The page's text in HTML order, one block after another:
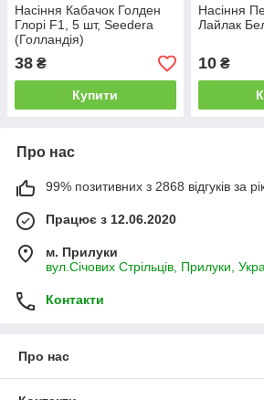
Насіння Кабачок Голден
Глорі F1, 5 шт, Seedera
(Голландія)
38 ₴
Купити
Насіння
Лайлак
10₴
Про нас
99% позитивних з 2868 відгуків за
Працює з 12.06.2020
м. Прилуки
вул.Січових Стрільців, Прилуки,
Контакти
Про нас